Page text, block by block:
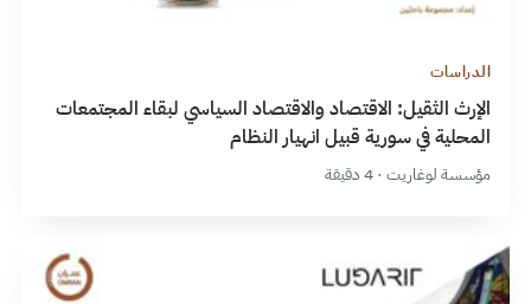
الدراسات
الإرث الثقيل: الاقتصاد والاقتصاد السياسي لبقاء المجتمعات
المحلية في سورية قبيل انهيار النظام
مؤسسة لوغاريت · 4 دقيقة